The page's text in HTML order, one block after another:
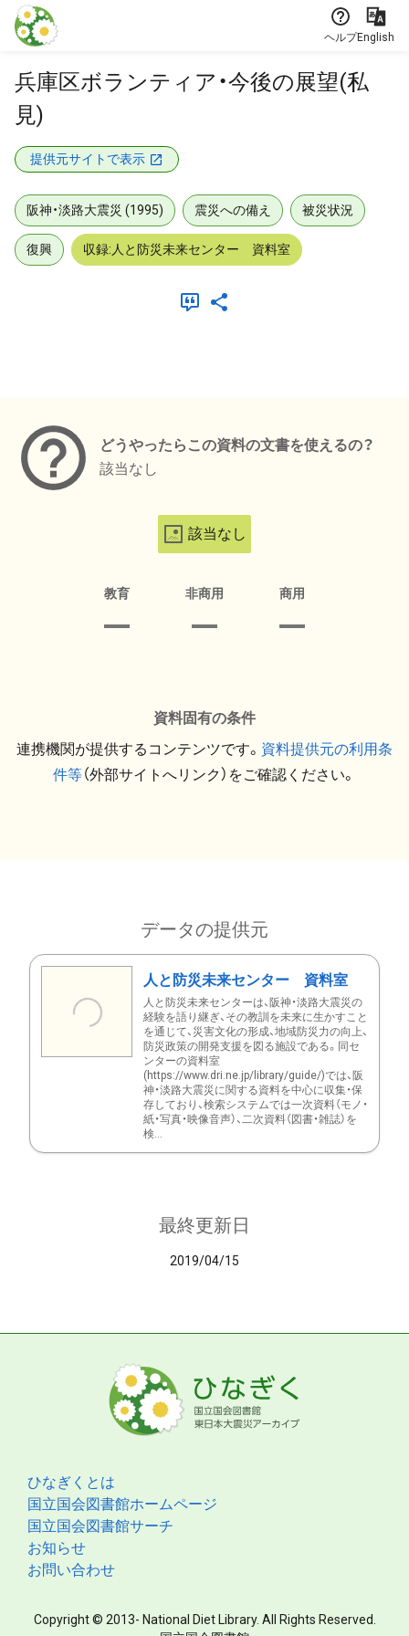
本文に飛ぶ
ヘルプEnglish
兵庫区ボランティア・今後の展望(私
見)
提供元サイトで表示
阪神・淡路大震災 (1995) 震災への備え 被災状況
復興 収録:人と防災未来センター 資料室
どうやったらこの資料の文書を使えるの？
該当なし
該当なし
教育 非商用 商用
資料固有の条件
連携機関が提供するコンテンツです。 資料提供元の利用条
件等（外部サイトへリンク）をご確認ください。
データの提供元
人と防災未来センター 資料室
人と防災未来センターは、阪神・淡路大震災の
経験を語り継ぎ、その教訓を未来に生かすこと
を通じて、災害文化の形成、地域防災力の向上、
防災政策の開発支援を図る施設である。同セ
ンターの資料室
(https://www.dri.ne.jp/library/guide/)では、阪
神・淡路大震災に関する資料を中心に収集・保
存しており、検索システムでは一次資料（モノ・
紙・写真・映像音声）、二次資料（図書・雑誌）を
検...
最終更新日
2019/04/15
ひなぎくとは
国立国会図書館ホームページ
国立国会図書館サーチ
お知らせ
お問い合わせ
Copyright © 2013- National Diet Library. All Rights Reserved.